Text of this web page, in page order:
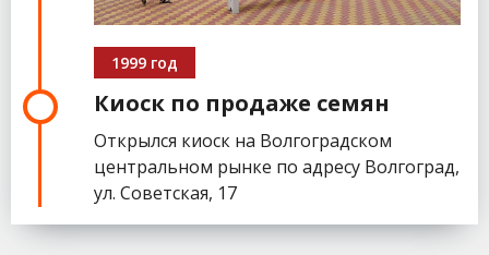
1999 год
Киоск по продаже семян
Открылся киоск на Волгоградском
центральном рынке по адресу Волгоград,
ул. Советская, 17